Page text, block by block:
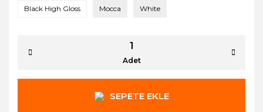
Black High Gloss Mocca White
Adet
SEPETE EKLE